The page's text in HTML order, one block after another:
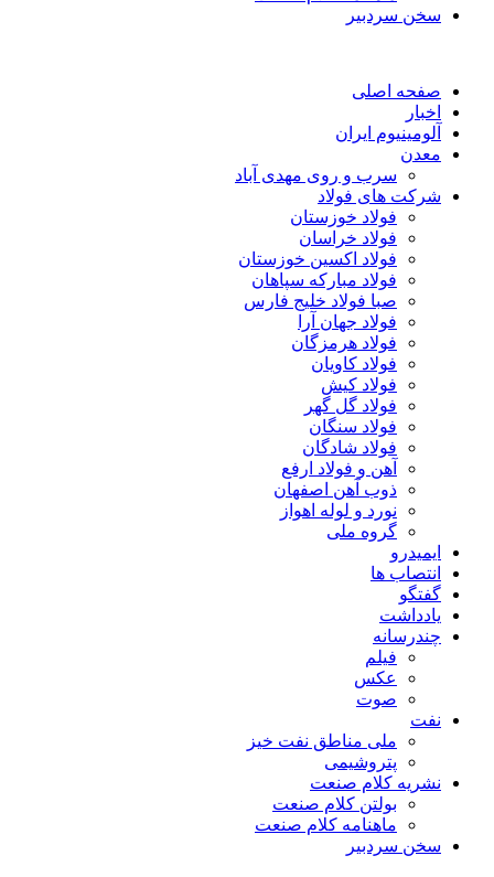
سخن سردبیر
صفحه اصلی
اخبار
آلومینیوم ایران
معدن
سرب و روی مهدی آباد
شرکت های فولاد
فولاد خوزستان
فولاد خراسان
فولاد اکسین خوزستان
فولاد مبارکه سپاهان
صبا فولاد خلیج فارس
فولاد جهان آرا
فولاد هرمزگان
فولاد کاویان
فولاد کیش
فولاد گل گهر
فولاد سنگان
فولاد شادگان
آهن و فولاد ارفع
ذوب آهن اصفهان
نورد و لوله اهواز
گروه ملی
ایمیدرو
انتصاب ها
گفتگو
یادداشت
چندرسانه
فیلم
عکس
صوت
نفت
ملی مناطق نفت خیز
پتروشیمی
نشریه کلام صنعت
بولتن کلام صنعت
ماهنامه کلام صنعت
سخن سردبیر